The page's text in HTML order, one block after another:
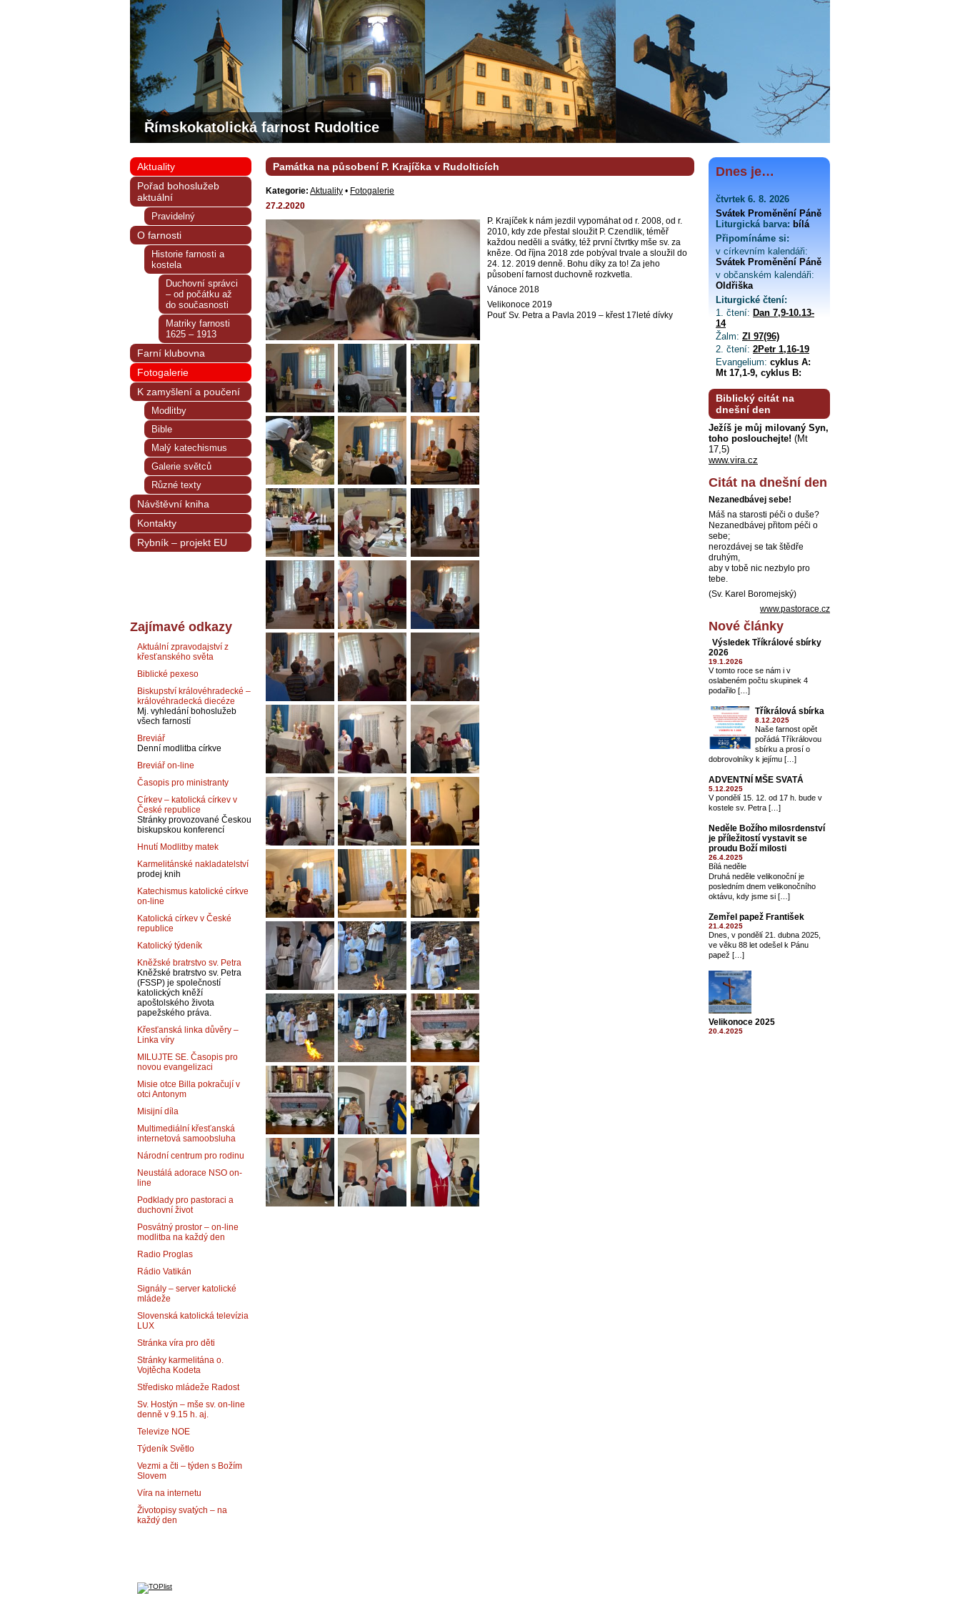
Římskokatolická farnost Rudoltice
Památka na působení P. Krajíčka v Rudolticích
Kategorie: Aktuality • Fotogalerie
27.2.2020
P. Krajíček k nám jezdil vypomáhat od r. 2008, od r.
2010, kdy zde přestal sloužit P. Czendlik, téměř
každou neděli a svátky, též první čtvrtky mše sv. za
kněze. Od října 2018 zde pobýval trvale a sloužil do
24. 12. 2019 denně. Bohu díky za to! Za jeho
působení farnost duchovně rozkvetla.
Vánoce 2018
Velikonoce 2019
Pouť Sv. Petra a Pavla 2019 – křest 17leté dívky
Aktuality
Pořad bohoslužeb
aktuální
Pravidelný
O farnosti
Historie farnosti a
kostela
Duchovní správci
– od počátku až
do současnosti
Matriky farnosti
1625 – 1913
Farní klubovna
Fotogalerie
K zamyšlení a poučení
Modlitby
Bible
Malý katechismus
Galerie světců
Různé texty
Návštěvní kniha
Kontakty
Rybník – projekt EU
Zajímavé odkazy
Aktuální zpravodajství z
křesťanského světa
Biblické pexeso
Biskupství královéhradecké –
královéhradecká diecéze
Mj. vyhledání bohoslužeb
všech farností
Breviář
Denní modlitba církve
Breviář on-line
Časopis pro ministranty
Církev – katolická církev v
České republice
Stránky provozované Českou
biskupskou konferencí
Hnutí Modlitby matek
Karmelitánské nakladatelství
prodej knih
Katechismus katolické církve
on-line
Katolická církev v České
republice
Katolický týdeník
Kněžské bratrstvo sv. Petra
Kněžské bratrstvo sv. Petra
(FSSP) je společností
katolických kněží
apoštolského života
papežského práva.
Křesťanská linka důvěry –
Linka víry
MILUJTE SE. Časopis pro
novou evangelizaci
Misie otce Billa pokračují v
otci Antonym
Misijní díla
Multimediální křesťanská
internetová samoobsluha
Národní centrum pro rodinu
Neustálá adorace NSO on-
line
Podklady pro pastoraci a
duchovní život
Posvátný prostor – on-line
modlitba na každý den
Radio Proglas
Rádio Vatikán
Signály – server katolické
mládeže
Slovenská katolická televízia
LUX
Stránka víra pro děti
Stránky karmelitána o.
Vojtěcha Kodeta
Středisko mládeže Radost
Sv. Hostýn – mše sv. on-line
denně v 9.15 h. aj.
Televize NOE
Týdeník Světlo
Vezmi a čti – týden s Božím
Slovem
Víra na internetu
Životopisy svatých – na
každý den
Dnes je…
čtvrtek 6. 8. 2026
Svátek Proměnění Páně
Liturgická barva: bílá
Připomínáme si:
v církevním kalendáři:
Svátek Proměnění Páně
v občanském kalendáři:
Oldřiška
Liturgické čtení:
1. čtení: Dan 7,9-10.13-
14
Žalm: Zl 97(96)
2. čtení: 2Petr 1,16-19
Evangelium: cyklus A:
Mt 17,1-9, cyklus B:
Biblický citát na
dnešní den
Ježíš je můj milovaný Syn,
toho poslouchejte! (Mt
17,5)
www.vira.cz
Citát na dnešní den
Nezanedbávej sebe!
Máš na starosti péči o duše?
Nezanedbávej přitom péči o
sebe;
nerozdávej se tak štědře
druhým,
aby v tobě nic nezbylo pro
tebe.
(Sv. Karel Boromejský)
www.pastorace.cz
Nové články
Výsledek Tříkrálové sbírky
2026
19.1.2026
V tomto roce se nám i v
oslabeném počtu skupinek 4
podařilo […]
Tříkrálová sbírka
8.12.2025
Naše farnost opět
pořádá Tříkrálovou
sbírku a prosí o
dobrovolníky k jejímu […]
ADVENTNÍ MŠE SVATÁ
5.12.2025
V pondělí 15. 12. od 17 h. bude v
kostele sv. Petra […]
Neděle Božího milosrdenství
je příležitostí vystavit se
proudu Boží milosti
26.4.2025
Bílá neděle
Druhá neděle velikonoční je
posledním dnem velikonočního
oktávu, kdy jsme si […]
Zemřel papež František
21.4.2025
Dnes, v pondělí 21. dubna 2025,
ve věku 88 let odešel k Pánu
papež […]
Velikonoce 2025
20.4.2025